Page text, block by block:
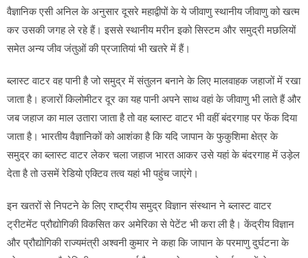
वैज्ञानिक एसी अनिल के अनुसार दूसरे महाद्वीपों के ये जीवाणु स्थानीय जीवाणु को खत्म
कर उसकी जगह ले रहे हैं। इससे स्थानीय मरीन इको सिस्टम और समुद्री मछलियों
समेत अन्य जीव जंतुओं की प्रजातियां भी खतरे में हैं।
ब्लास्ट वाटर वह पानी है जो समुद्र में संतुलन बनाने के लिए मालवाहक जहाजों में रखा
जाता है। हजारों किलोमीटर दूर का यह पानी अपने साथ वहां के जीवाणु भी लाते हैं और
जब जहाज का माल उतारा जाता है तो वह ब्लास्ट वाटर भी वहीं बंदरगाह पर फेंक दिया
जाता है। भारतीय वैज्ञानिकों को आशंका है कि यदि जापान के फुकुशिमा क्षेत्र के
समुद्र का ब्लास्ट वाटर लेकर चला जहाज भारत आकर उसे यहां के बंदरगाह में उड़ेल
देता है तो उसमें रेडियो एक्टिव तत्व यहां भी पहुंच जाएंगे।
इन खतरों से निपटने के लिए राष्ट्रीय समुद्र विज्ञान संस्थान ने ब्लास्ट वाटर
ट्रीटमेंट प्रौद्योगिकी विकसित कर अमेरिका से पेटेंट भी करा ली है। केंद्रीय विज्ञान
और प्रौद्योगिकी राज्यमंत्री अश्वनी कुमार ने कहा कि जापान के परमाणु दुर्घटना के